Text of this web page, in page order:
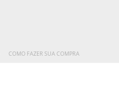
COMO FAZER SUA COMPRA